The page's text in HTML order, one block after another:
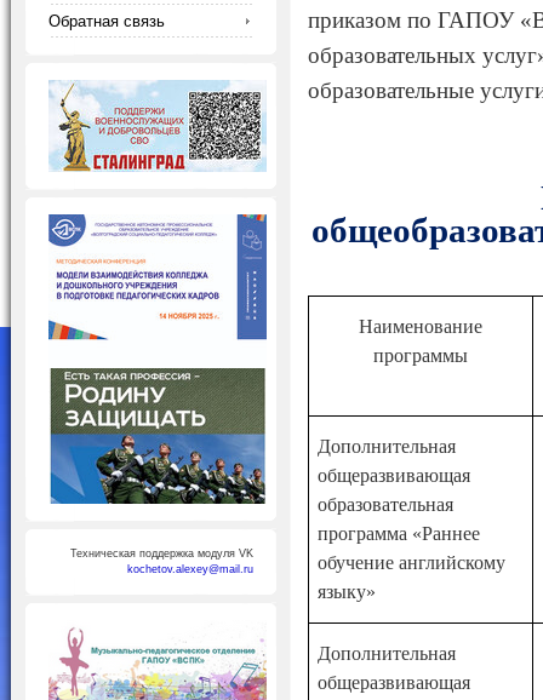
приказом по ГАПОУ
образовательных
образовательные
Наименование
программы
Дополнительная
общеразвивающая
образовательная
программа «Раннее
обучение английскому
языку»
Дополнительная
общеразвивающая
Обратная связь
Техническая поддержка модуля VK
kochetov.alexey@mail.ru